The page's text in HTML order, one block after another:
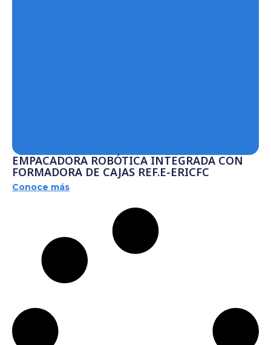
EMPACADORA ROBÓTICA INTEGRADA CON
FORMADORA DE CAJAS REF.E-ERICFC
Conoce más